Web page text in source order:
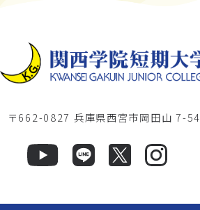
〒662-0827 兵庫県西宮市岡田山 7-54